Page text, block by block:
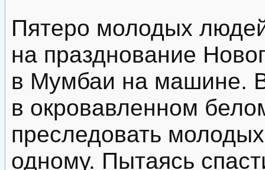
Пятеро молодых
на празднование
в Мумбаи на машине.
в окровавленном
преследовать
одному. Пытаясь